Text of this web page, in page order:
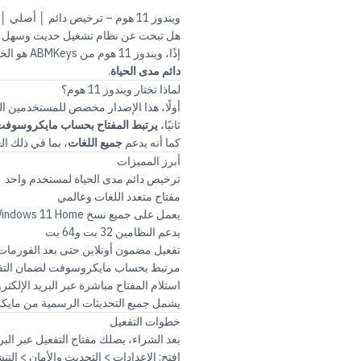
ويندوز 11 هوم – ترخيص دائم │ أصلي │ متعدد اللغات
هل تبحث عن نظام تشغيل حديث وسهل
إذًا، ويندوز 11 هوم من
ABMKeysهو
دائم مدى الحياة.
لماذا تختار ويندوز 11 هوم؟
أولًا، هذا الإصدار مخصص للمستخدمين
ثانيًا، يرتبط المفتاح بحساب
كما أنه يدعم جميع اللغات، بما في ذلك
أبرز المميزات
ترخيص دائم مدى الحياة لمستخدم واحد
مفتاح متعدد اللغات وعالمي
يعمل على جميع نسخ Windows 11 Home الرسمية
يدعم النظامين 32 بت و64 بت
تفعيل مضمون أونلاين حتى بعد
مرتبط بحساب مايكروسوفت لضمان
استلام المفتاح مباشرة عبر البريد
يشمل جميع التحديثات الرسمية من
خطوات التفعيل
بعد الشراء، يصلك مفتاح التفعيل عبر
افتح: الإعدادات > التحديث والأمان >